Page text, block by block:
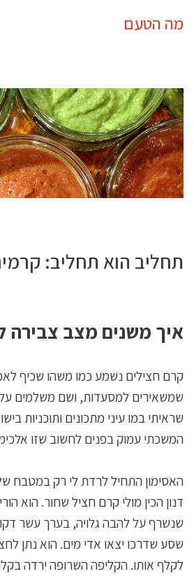
מה הטעם
תחליב הוא תחליב:
איך משנים מצב צבירה
קרם חצילים נשמע כמו משהו שכיף
שראיתי במו עיני מתכונים ותוכניות
המשכתי עמוק בפנים לחשוב שזו
האסימון התחיל לרדת לי רק במטבח
דנון הכין מולי קרם חציל שחור. הוא
שנשרף על להבה גלויה, בערך עשר
שסע שדרכו יצאו אדי מים. הוא נתן
לקלף אותו. הקליפה השרופה ירדה